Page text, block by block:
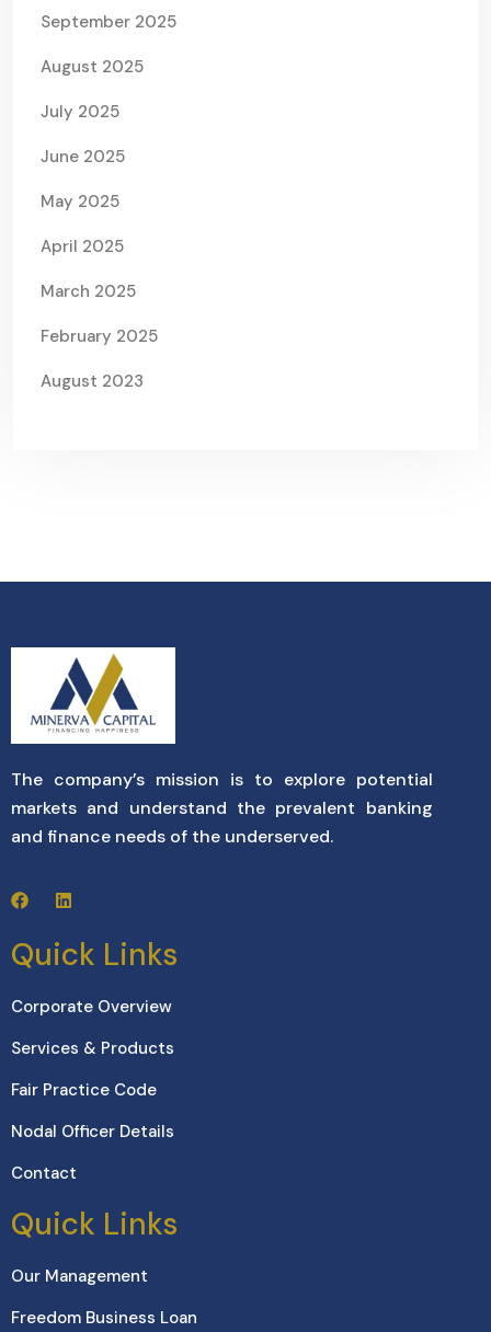
September 2025
August 2025
July 2025
June 2025
May 2025
April 2025
March 2025
February 2025
August 2023
The company’s mission is to explore potential
markets and understand the prevalent banking
and finance needs of the underserved.
Quick Links
Corporate Overview
Services & Products
Fair Practice Code
Nodal Officer Details
Contact
Quick Links
Our Management
Freedom Business Loan